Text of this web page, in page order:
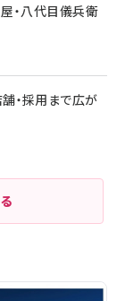
・八代目儀兵衛
舗・採用まで広が